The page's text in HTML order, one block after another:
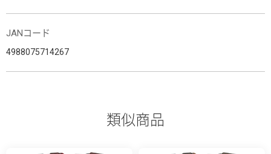
JANコード
4988075714267
類似商品